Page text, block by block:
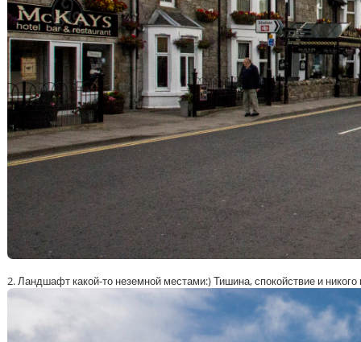
2. Ландшафт какой-то неземной местами:) Тишина, спокойствие и никого